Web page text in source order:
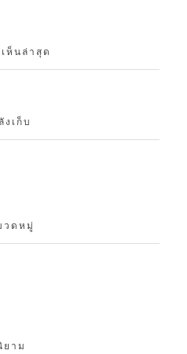
ห็นล่าสุด
งเก็บ
วดหมู่
ยาม